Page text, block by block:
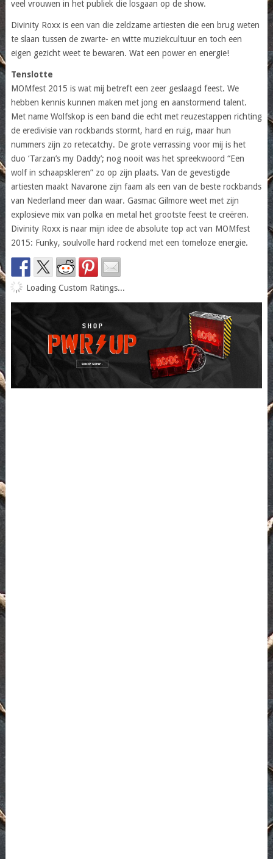
veel vrouwen in het publiek die losgaan op de show.
Divinity Roxx is een van die zeldzame artiesten die een brug weten
te slaan tussen de zwarte- en witte muziekcultuur en toch een
eigen gezicht weet te bewaren. Wat een power en energie!
Tenslotte
MOMfest 2015 is wat mij betreft een zeer geslaagd feest. We
hebben kennis kunnen maken met jong en aanstormend talent.
Met name Wolfskop is een band die echt met reuzestappen richting
de eredivisie van rockbands stormt, hard en ruig, maar hun
nummers zijn zo retecatchy. De grote verrassing voor mij is het
duo ‘Tarzan’s my Daddy’; nog nooit was het spreekwoord “Een
wolf in schaapskleren” zo op zijn plaats. Van de gevestigde
artiesten maakt Navarone zijn faam als een van de beste rockbands
van Nederland meer dan waar. Gasmac Gilmore weet met zijn
explosieve mix van polka en metal het grootste feest te creëren.
Divinity Roxx is naar mijn idee de absolute top act van MOMfest
2015: Funky, soulvolle hard rockend met een tomeloze energie.
Loading Custom Ratings...